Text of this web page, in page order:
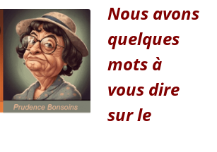
Nous avons
quelques
mots à
vous dire
sur le